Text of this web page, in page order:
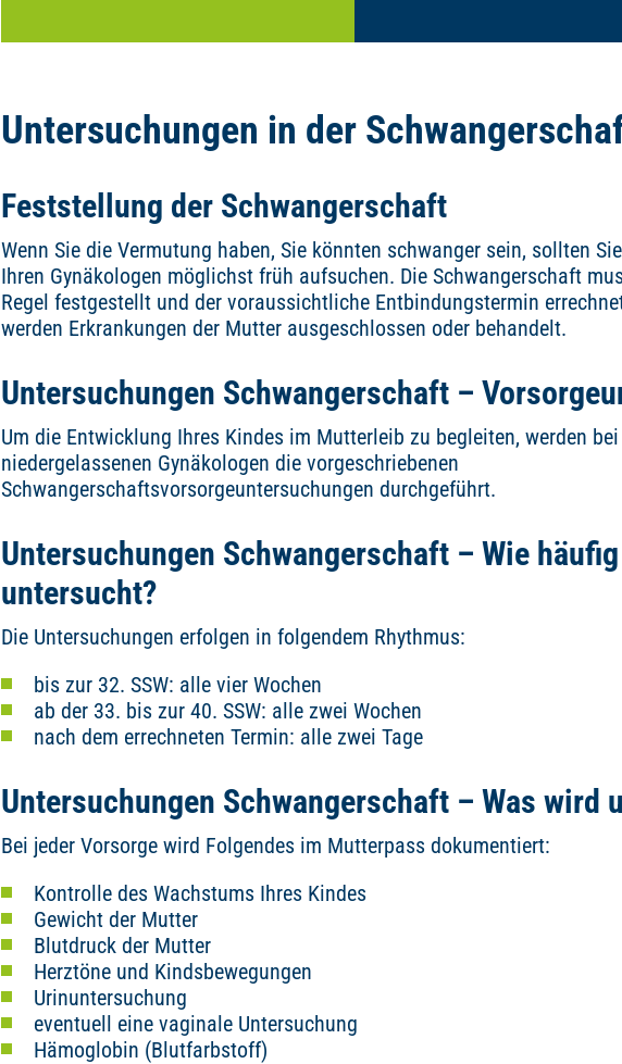
Untersuchungen in der
Feststellung der Schwangerschaft
Wenn Sie die Vermutung haben, Sie könnten schwanger sein, sollten
Ihren Gynäkologen möglichst früh aufsuchen. Die Schwangerschaft
Regel festgestellt und der voraussichtliche Entbindungstermin
werden Erkrankungen der Mutter ausgeschlossen oder behandelt.
Untersuchungen Schwangerschaft –
Um die Entwicklung Ihres Kindes im Mutterleib zu begleiten, werden
niedergelassenen Gynäkologen die vorgeschriebenen
Schwangerschaftsvorsorgeuntersuchungen durchgeführt.
Untersuchungen Schwangerschaft – Wie
untersucht?
Die Untersuchungen erfolgen in folgendem Rhythmus:
bis zur 32. SSW: alle vier Wochen
ab der 33. bis zur 40. SSW: alle zwei Wochen
nach dem errechneten Termin: alle zwei Tage
Untersuchungen Schwangerschaft – Was wird
Bei jeder Vorsorge wird Folgendes im Mutterpass dokumentiert:
Kontrolle des Wachstums Ihres Kindes
Gewicht der Mutter
Blutdruck der Mutter
Herztöne und Kindsbewegungen
Urinuntersuchung
eventuell eine vaginale Untersuchung
Hämoglobin (Blutfarbstoff)